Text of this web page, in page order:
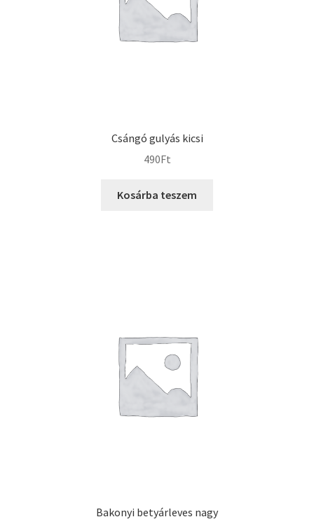
Csángó gulyás kicsi
490Ft
Kosárba teszem
Bakonyi betyárleves nagy